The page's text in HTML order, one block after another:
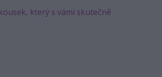
který s vámi skutečně